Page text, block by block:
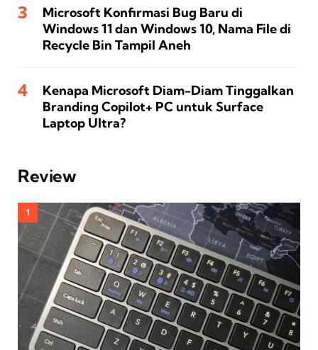
Microsoft Konfirmasi Bug Baru di
Windows 11 dan Windows 10, Nama File di
Recycle Bin Tampil Aneh
Kenapa Microsoft Diam-Diam Tinggalkan
Branding Copilot+ PC untuk Surface
Laptop Ultra?
Review